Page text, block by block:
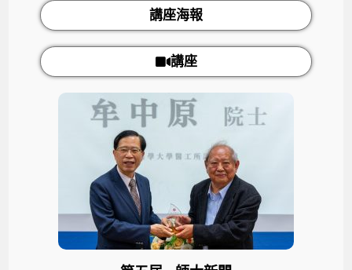
講座海報
講座